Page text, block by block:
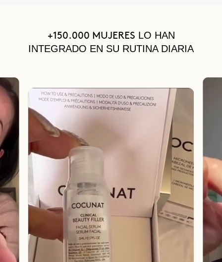
+150.000 MUJERES LO HAN
INTEGRADO EN SU RUTINA DIARIA